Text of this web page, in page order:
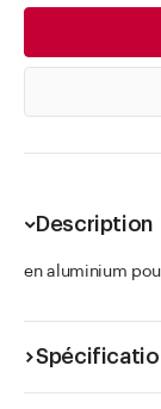
Description
en aluminium